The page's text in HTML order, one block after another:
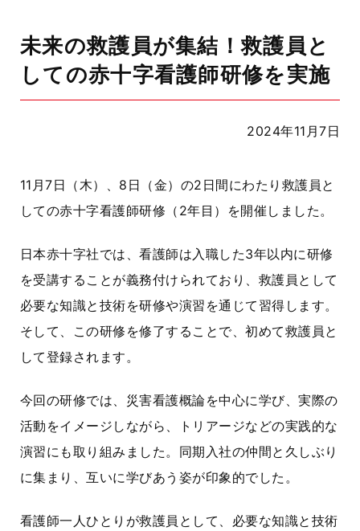
未来の救護員が集結！救護員と
しての赤十字看護師研修を実施
2024年11月7日
11月7日（木）、 8 日（金）の2 日間にわたり救護員と
しての赤十字看護師研修（ 2年目）を開催しました。
日本赤十字社では、看護師は入職した3年以内に研修
を受講することが義務付けられており、救護員として
必要な知識と技術を研修や演習を通じて習得します。
そして、この研修を修了することで、初めて救護員と
して登録されます。
今回の研修では、災害看護概論を中心に学び、実際の
活動をイメージしながら、トリアージなどの実践的な
演習にも取り組みました。同期入社の仲間と久しぶり
に集まり、互いに学びあう姿が印象的でした。
看護師一人ひとりが救護員として、必要な知識と技術